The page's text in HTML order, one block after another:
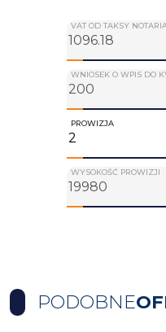
VAT OD TAKSY
WNIOSEK O WPIS DO
PROWIZJA
WYSOKOŚĆ PROWIZJI
PODOBNE